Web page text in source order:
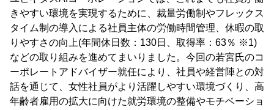
きやすい環境を実現するために、裁量労働制やフレックス
タイム制の導入による社員主体の労働時間管理、休暇の取
りやすさの向上(年間休日数：130日、取得率：63％ ※1)
などの取り組みを進めてまいりました。今回の若宮氏のコ
ーポレートアドバイザー就任により、社員や経営陣との対
話を通じて、女性社員がより活躍しやすい環境づくり、高
年齢者雇用の拡大に向けた就労環境の整備やモチベーショ